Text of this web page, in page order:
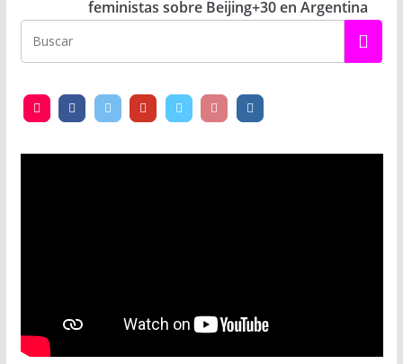
feministas sobre Beijing+30 en Argentina